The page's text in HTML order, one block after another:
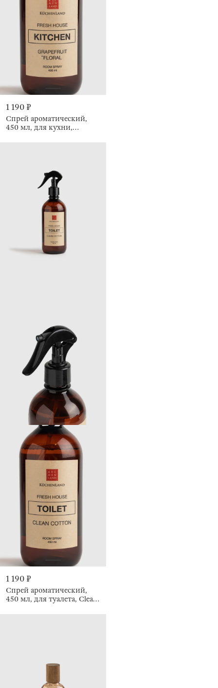
1 190 ₽
Спрей ароматический,
450 мл, для кухни,
1 190 ₽
Спрей ароматический,
450 мл, для туалета, Clean